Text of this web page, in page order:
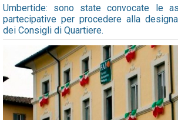
Umbertide: sono state convocate le
partecipative per procedere alla
dei Consigli di Quartiere.